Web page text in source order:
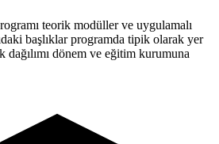
teorik modüller ve uygulamalı
başlıklar programda tipik olarak yer
dağılımı dönem ve eğitim kurumuna